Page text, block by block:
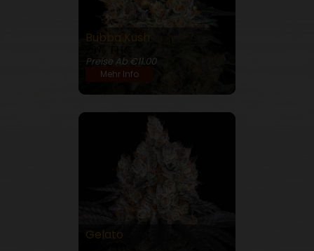
Bubba Kush
Preise Ab €11.00
Mehr Info
Gelato